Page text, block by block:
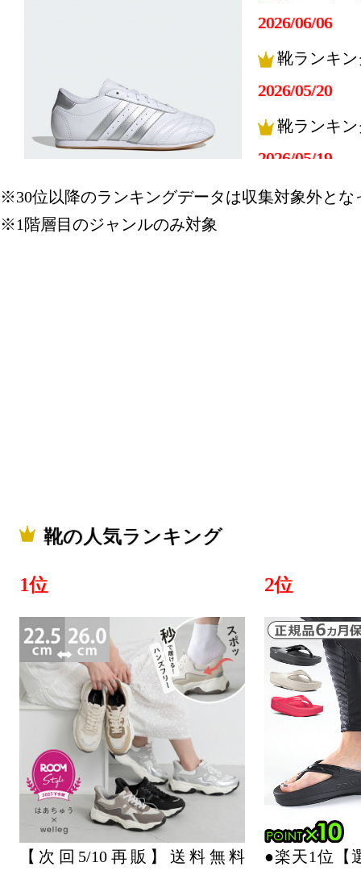
2026/06/06
靴ランキ
2026/05/20
靴ランキ
2026/05/19
靴ランキ
靴ランキ
2026/04/29
靴ランキ
2026/04/26
靴ランキ
※30位以降のランキングデータは収集対象外とな
※1階層目のジャンルのみ対象
靴の人気ランキング
1位
【次回5/10再販】送料無料
2位
●楽天1位【